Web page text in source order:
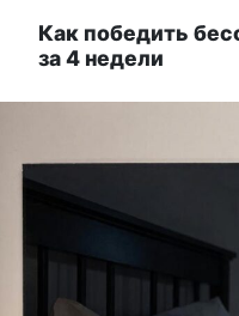
Как победить
за 4 недели